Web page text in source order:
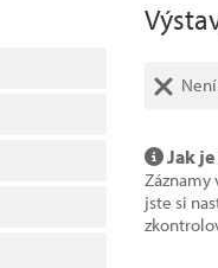
Jak je
jste si